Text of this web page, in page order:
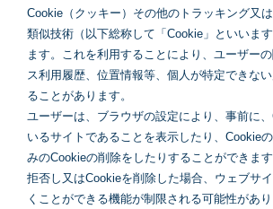
Cookie（クッキー）その他のトラッキング又
類似技術（以下総称して「Cookie」といいま
ます。これを利用することにより、ユーザー
ス利用履歴、位置情報等、個人が特定できな
ることがあります。
ユーザーは、ブラウザの設定により、事前に
いるサイトであることを表示したり、Cookie
みのCookieの削除をしたりすることができま
拒否し又はCookieを削除した場合、ウェブサ
くことができる機能が制限される可能性があ